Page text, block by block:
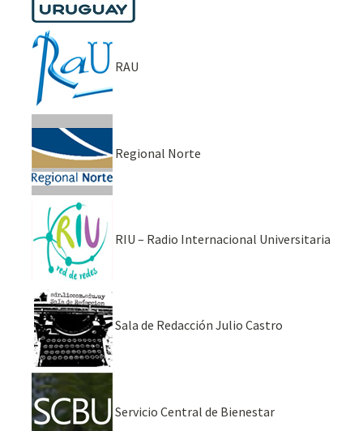
RAU
Regional Norte
RIU – Radio Internacional Universitaria
Sala de Redacción Julio Castro
Servicio Central de Bienestar